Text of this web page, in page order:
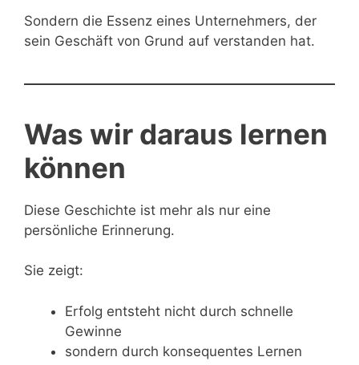
Sondern die Essenz eines Unternehmers, der
sein Geschäft von Grund auf verstanden hat.
Was wir daraus lernen
können
Diese Geschichte ist mehr als nur eine
persönliche Erinnerung.
Sie zeigt:
Erfolg entsteht nicht durch schnelle
Gewinne
sondern durch konsequentes Lernen